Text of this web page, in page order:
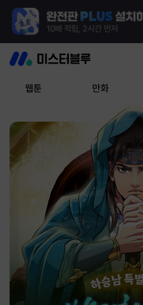
웹툰 만화